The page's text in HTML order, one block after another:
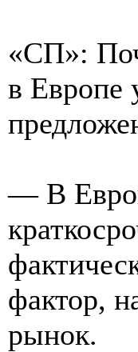
«СП»:
в Европе
— В
фактор,
рынок.